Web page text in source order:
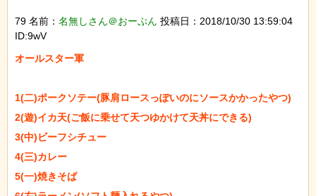
79 名前： 名無しさん＠おーぷん 投稿日：2018/10/30 13:59:04
ID:9wV
オールスター軍
1(二)ポークソテー(豚肩ロースっぽいのにソースかかったやつ)
2(遊)イカ天(ご飯に乗せて天つゆかけて天丼にできる)
3(中)ビーフシチュー
4(三)カレー
5(一)焼きそば